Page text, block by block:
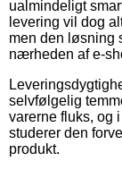
ualmindeligt
levering vil dog
men den løsning
nærheden af e-
selvfølgelig
varerne fluks, og
studerer den
produkt.